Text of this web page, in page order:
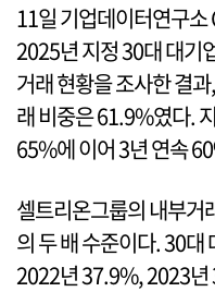
11일 기업데이터연구
2025년 지정 30대 대기
거래 현황을 조사한 결
래 비중은 61.9%였다.
65%에 이어 3년 연속
셀트리온그룹의 내부거
의 두 배 수준이다. 30
2022년 37.9%, 2023